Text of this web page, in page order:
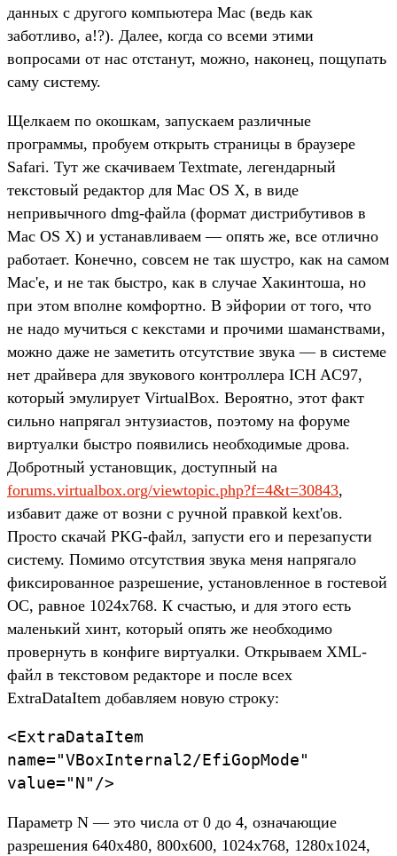
данных с другого компьютера Mac (ведь как
заботливо, а!?). Далее, когда со всеми этими
вопросами от нас отстанут, можно, наконец, пощупать
саму систему.
Щелкаем по окошкам, запускаем различные
программы, пробуем открыть страницы в браузере
Safari. Тут же скачиваем Textmate, легендарный
текстовый редактор для Mac OS X, в виде
непривычного dmg-файла (формат дистрибутивов в
Mac OS X) и устанавливаем — опять же, все отлично
работает. Конечно, совсем не так шустро, как на самом
Mac'е, и не так быстро, как в случае Хакинтоша, но
при этом вполне комфортно. В эйфории от того, что
не надо мучиться с кекстами и прочими шаманствами,
можно даже не заметить отсутствие звука — в системе
нет драйвера для звукового контроллера ICH AC97,
который эмулирует VirtualBox. Вероятно, этот факт
сильно напрягал энтузиастов, поэтому на форуме
виртуалки быстро появились необходимые дрова.
Добротный установщик, доступный на
forums.virtualbox.org/viewtopic.php?f=4&t=30843,
избавит даже от возни с ручной правкой kext'ов.
Просто скачай PKG-файл, запусти его и перезапусти
систему. Помимо отсутствия звука меня напрягало
фиксированное разрешение, установленное в гостевой
ОС, равное 1024x768. К счастью, и для этого есть
маленький хинт, который опять же необходимо
провернуть в конфиге виртуалки. Открываем XML-
файл в текстовом редакторе и после всех
ExtraDataItem добавляем новую строку:
<ExtraDataItem
name="VBoxInternal2/EfiGopMode"
value="N"/>
Параметр N — это числа от 0 до 4, означающие
разрешения 640x480, 800x600, 1024x768, 1280x1024,